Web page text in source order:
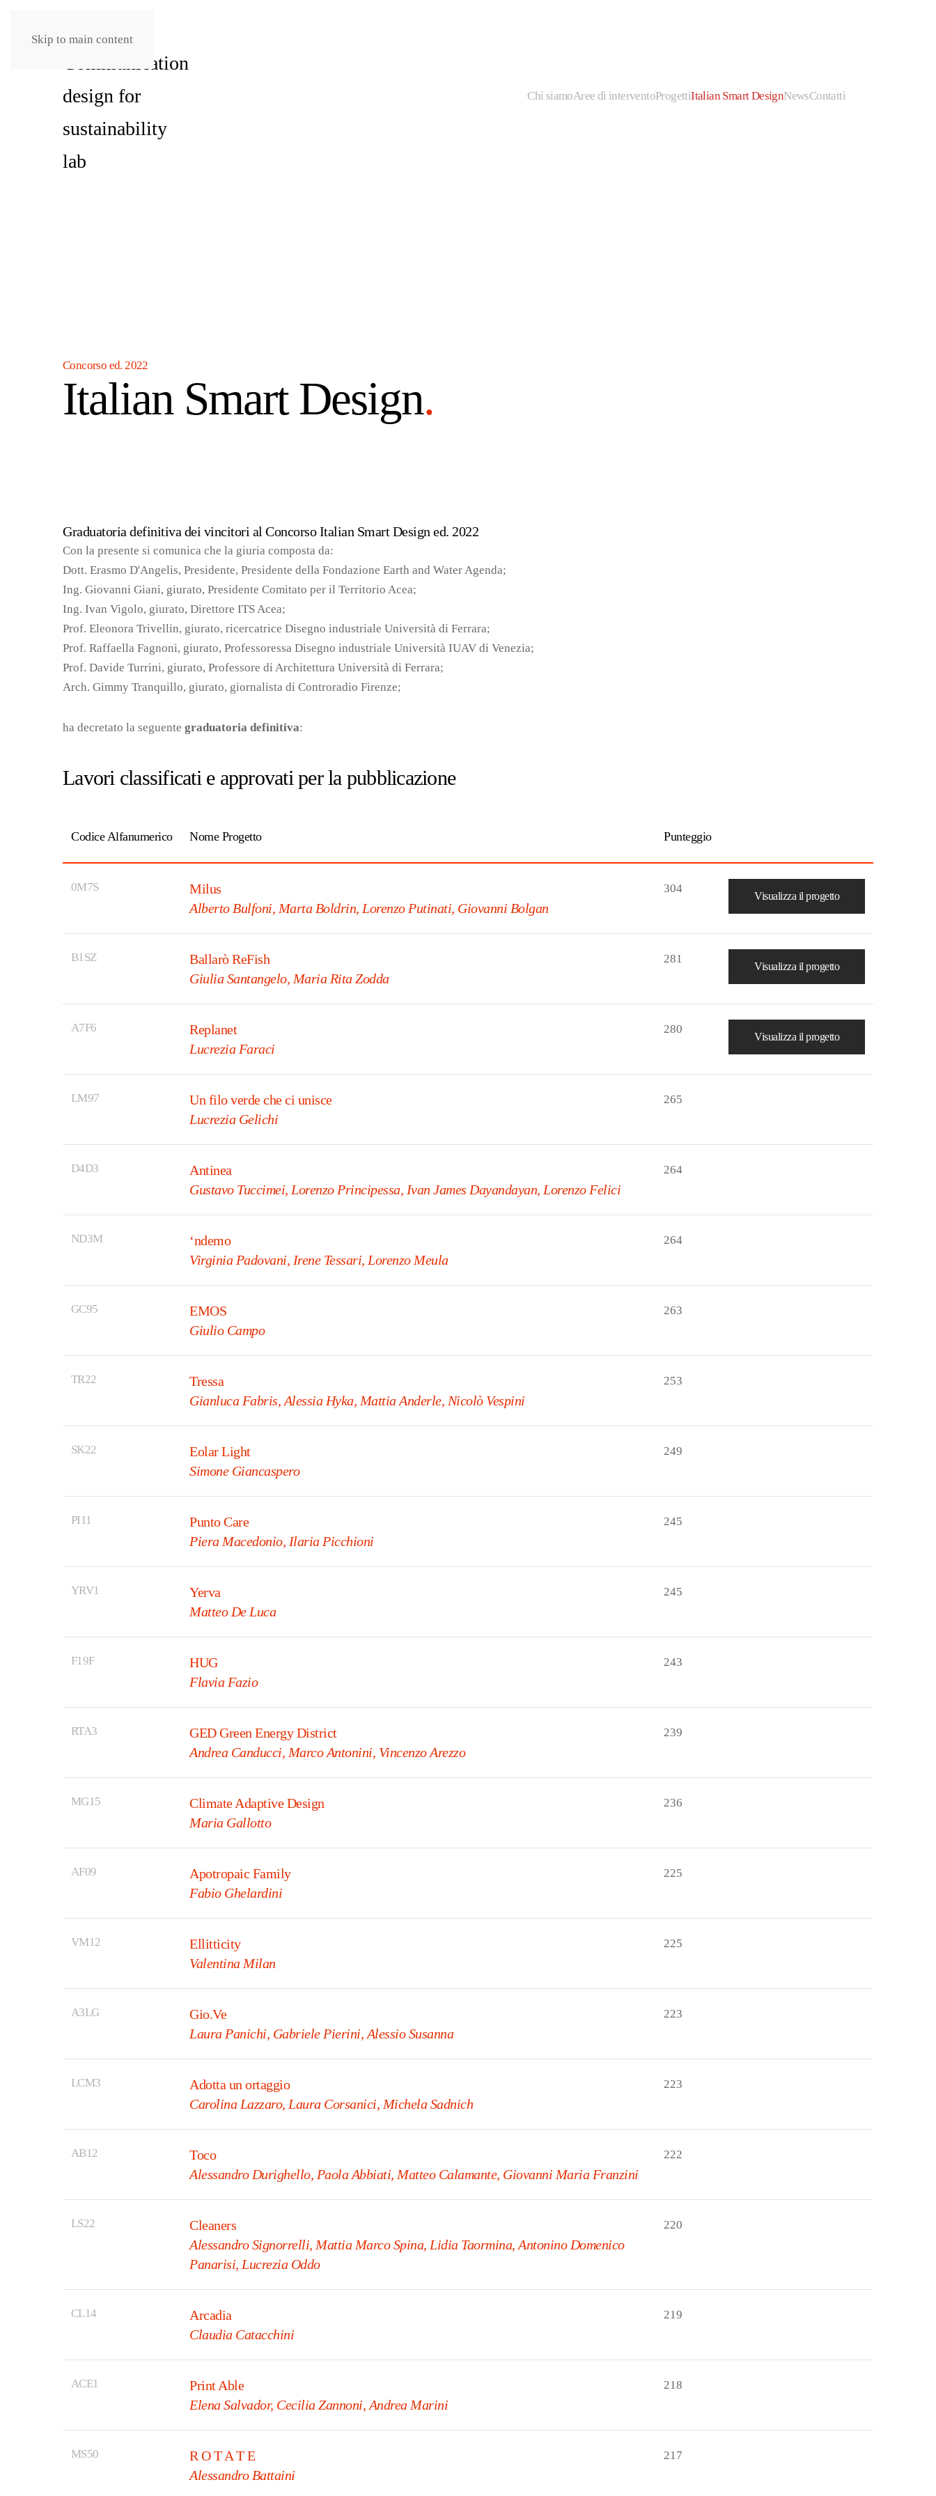
Skip to main content
Chi siamoAree di interventoProgettiItalian Smart DesignNewsContatti
Concorso ed. 2022
Italian Smart Design.
Graduatoria definitiva dei vincitori al Concorso Italian Smart Design ed. 2022
Con la presente si comunica che la giuria composta da:
Dott. Erasmo D'Angelis, Presidente, Presidente della Fondazione Earth and Water Agenda;
Ing. Giovanni Giani, giurato, Presidente Comitato per il Territorio Acea;
Ing. Ivan Vigolo, giurato, Direttore ITS Acea;
Prof. Eleonora Trivellin, giurato, ricercatrice Disegno industriale Università di Ferrara;
Prof. Raffaella Fagnoni, giurato, Professoressa Disegno industriale Università IUAV di Venezia;
Prof. Davide Turrini, giurato, Professore di Architettura Università di Ferrara;
Arch. Gimmy Tranquillo, giurato, giornalista di Controradio Firenze;
ha decretato la seguente graduatoria definitiva:
Lavori classificati e approvati per la pubblicazione
Codice Alfanumerico Nome Progetto Punteggio
0M7S
Milus
Alberto Bulfoni, Marta Boldrin, Lorenzo Putinati, Giovanni Bolgan
304
Visualizza il progetto
B1SZ
Ballarò ReFish
Giulia Santangelo, Maria Rita Zodda
281
Visualizza il progetto
A7F6
Replanet
Lucrezia Faraci
280
Visualizza il progetto
LM97
Un filo verde che ci unisce
Lucrezia Gelichi
265
D4D3
Antinea
Gustavo Tuccimei, Lorenzo Principessa, Ivan James Dayandayan, Lorenzo Felici
264
ND3M
‘ndemo
Virginia Padovani, Irene Tessari, Lorenzo Meula
264
GC95
EMOS
Giulio Campo
263
TR22
Tressa
Gianluca Fabris, Alessia Hyka, Mattia Anderle, Nicolò Vespini
253
SK22
Eolar Light
Simone Giancaspero
249
PI11
Punto Care
Piera Macedonio, Ilaria Picchioni
245
YRV1
Yerva
Matteo De Luca
245
F19F
HUG
Flavia Fazio
243
RTA3
GED Green Energy District
Andrea Canducci, Marco Antonini, Vincenzo Arezzo
239
MG15
Climate Adaptive Design
Maria Gallotto
236
AF09
Apotropaic Family
Fabio Ghelardini
225
VM12
Ellitticity
Valentina Milan
225
A3LG
Gio.Ve
Laura Panichi, Gabriele Pierini, Alessio Susanna
223
LCM3
Adotta un ortaggio
Carolina Lazzaro, Laura Corsanici, Michela Sadnich
223
AB12
Toco
Alessandro Durighello, Paola Abbiati, Matteo Calamante, Giovanni Maria Franzini
222
LS22
Cleaners
Alessandro Signorrelli, Mattia Marco Spina, Lidia Taormina, Antonino Domenico
Panarisi, Lucrezia Oddo
220
CL14
Arcadia
Claudia Catacchini
219
ACE1
Print Able
Elena Salvador, Cecilia Zannoni, Andrea Marini
218
MS50
R O T A T E
Alessandro Battaini
217